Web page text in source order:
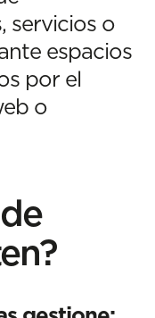
servicios o
espacios
por el
o